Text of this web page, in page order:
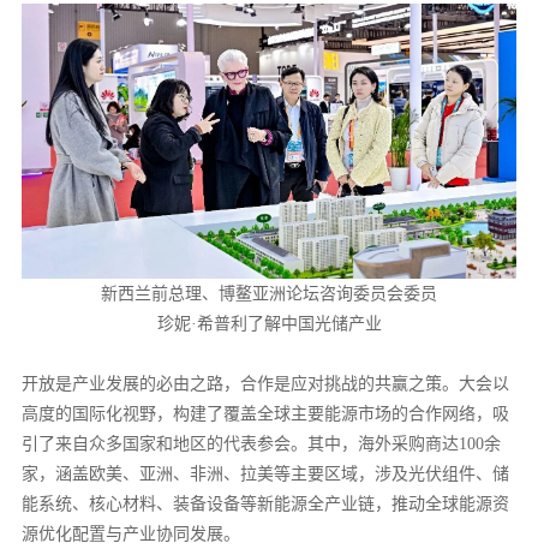
新西兰前总理、博鳌亚洲论坛咨询委员会委员
珍妮·希普利了解中国光储产业
开放是产业发展的必由之路，合作是应对挑战的共赢之策。大会以
高度的国际化视野，构建了覆盖全球主要能源市场的合作网络，吸
引了来自众多国家和地区的代表参会。其中，海外采购商达100余
家，涵盖欧美、亚洲、非洲、拉美等主要区域，涉及光伏组件、储
能系统、核心材料、装备设备等新能源全产业链，推动全球能源资
源优化配置与产业协同发展。